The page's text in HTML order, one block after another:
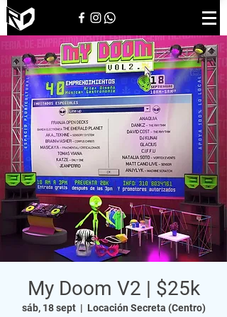
My Doom V2 | $25k
sáb, 18 sept
  |
Locación Secreta (Centro)